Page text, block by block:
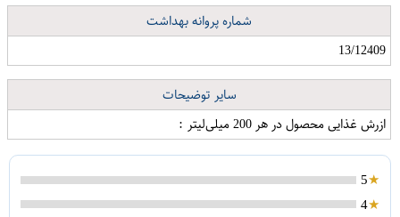
شماره پروانه بهداشت
13/12409
سایر توضیحات
ازرش غذایی محصول در هر 200 میلی‌لیتر :
5
4